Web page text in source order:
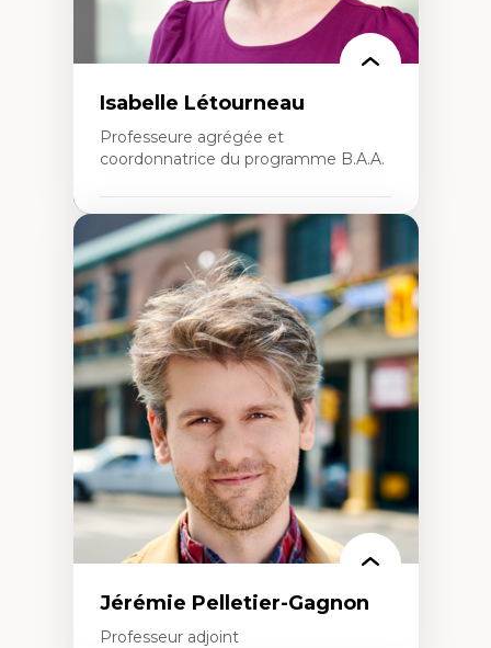
Isabelle Létourneau
Professeure agrégée et
coordonnatrice du programme B.A.A.
Expertises
Conciliation travail-vie personnelle
Gestion des ressources humaines
(attraction et fidélisation de la main-
d’œuvre)
Responsabilité sociale des organisations
Interventions organisationnelles
Comportement organisationnel
(mobilisation au travail)
Recherche qualitative
Éthique des affaires
Jérémie Pelletier-Gagnon
Professeur adjoint